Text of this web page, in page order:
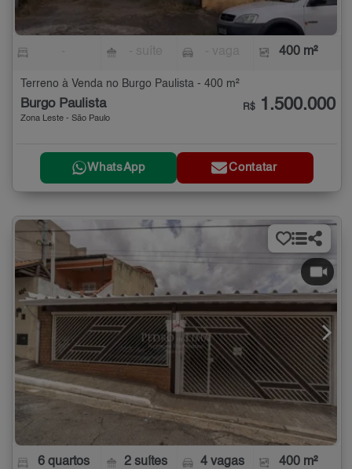
400 m²
Terreno à Venda no Burgo Paulista - 400 m²
Burgo Paulista
Zona Leste - São Paulo
R$ 1.500.000
WhatsApp Contatar
6 quartos 2 suítes 4 vagas 400 m²